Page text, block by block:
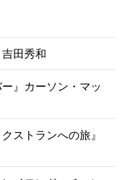
田秀和
』カーソン・マッ
ストランへの旅』